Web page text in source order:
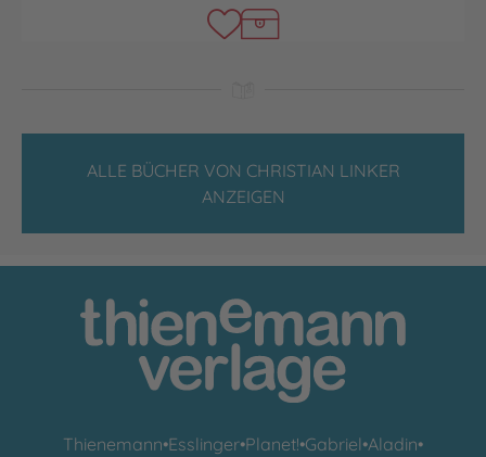
ALLE BÜCHER VON CHRISTIAN LINKER
ANZEIGEN
Thienemann•Esslinger•Planet!•Gabriel•Aladin•